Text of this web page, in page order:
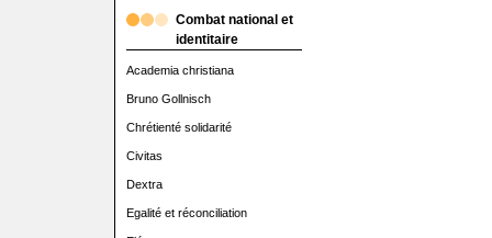
Combat national et
identitaire
Academia christiana
Bruno Gollnisch
Chrétienté solidarité
Civitas
Dextra
Egalité et réconciliation